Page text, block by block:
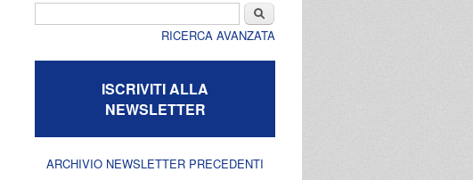
Cerca
RICERCA AVANZATA
ISCRIVITI ALLA
NEWSLETTER
ARCHIVIO NEWSLETTER PRECEDENTI